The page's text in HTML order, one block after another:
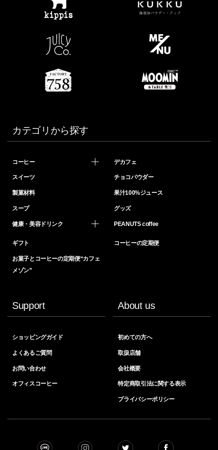
カテゴリから探す
コーヒー デカフェ
スイーツ チョコパウダー
製菓材料 果汁100%ジュース
スープ グッズ
健康・美容ドリンク PEANUTS coffee
ギフト コーヒーの定期便
お菓子とコーヒーの定期便“カフェ
メゾン”
Support
ショッピングガイド
よくあるご質問
お問い合わせ
オフィスコーヒー
About us
初めての方へ
取扱店舗
会社概要
特定商取引法に関する表示
プライバシーポリシー